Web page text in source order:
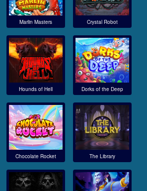
Marlin Masters Crystal Robot
Hounds of Hell Dorks of the Deep
Chocolate Rocket The Library